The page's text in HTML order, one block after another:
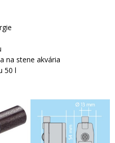
na stene akvária
50 l